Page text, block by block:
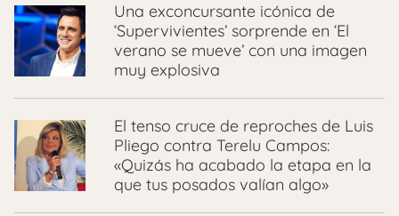
Una exconcursante icónica de
‘Supervivientes’ sorprende en ‘El
verano se mueve’ con una imagen
muy explosiva
El tenso cruce de reproches de Luis
Pliego contra Terelu Campos:
«Quizás ha acabado la etapa en la
que tus posados valían algo»